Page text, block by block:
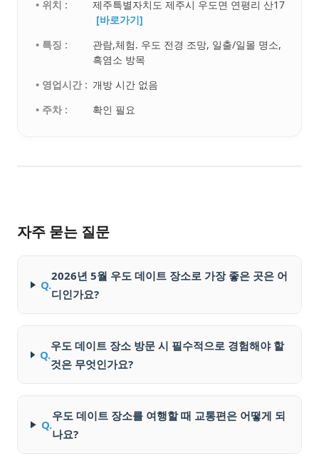
• 위치 :
제주특별자치도 제주시 우도면 연평리 산17
[바로가기]
• 특징 :
관람,체험. 우도 전경 조망, 일출/일몰 명소,
흑염소 방목
• 영업시간 : 개방 시간 없음
• 주차 :
확인 필요
자주 묻는 질문
Q.
2026년 5월 우도 데이트 장소로 가장 좋은 곳은 어
디인가요?
Q.
우도 데이트 장소 방문 시 필수적으로 경험해야 할
것은 무엇인가요?
Q.
우도 데이트 장소를 여행할 때 교통편은 어떻게 되
나요?